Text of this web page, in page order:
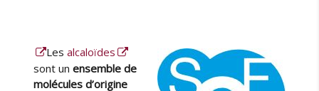
Lesalcaloïdes
sont unensemble de
molécules d’origine